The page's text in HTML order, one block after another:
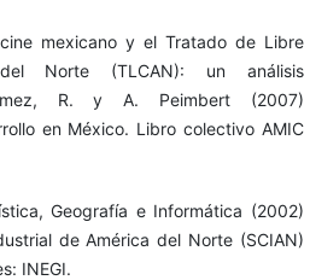
mexicano y el Tratado de Libre
Norte (TLCAN): un análisis
R. y A. Peimbert (2007)
en México. Libro colectivo AMIC
Geografía e Informática (2002)
de América del Norte (SCIAN)
INEGI.